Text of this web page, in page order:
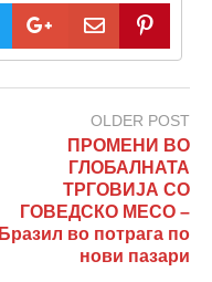
OLDER POST
ПРОМЕНИ ВО
ГЛОБАЛНАТА
ТРГОВИЈА СО
ГОВЕДСКО МЕСО –
Бразил во потрага по
нови пазари